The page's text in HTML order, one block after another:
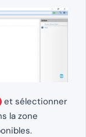
et sélectionner
la zone